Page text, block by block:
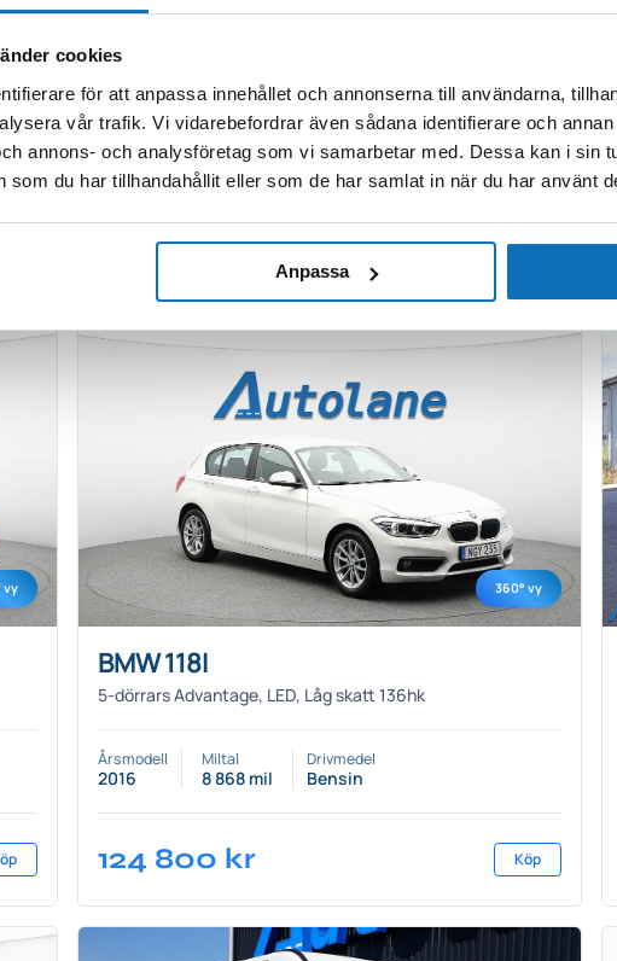
cookies
för att anpassa innehållet och annonserna till användarna,
vår trafik. Vi vidarebefordrar även sådana identifierare och
annons- och analysföretag som vi samarbetar med. Dessa kan i sin
som du har tillhandahållit eller som de har samlat in när du har använt
Anpassa
Volvo V60
D3 R-Design, B-Kamera, Taklucka, PDC 150hk
Årsmodell
2017
Miltal
13 841 mil
Drivmedel
Diesel
169 800kr Köp
vy 360° vy
BMW 118I
5-dörrars Advantage, LED, Låg skatt 136hk
Årsmodell
2016
Miltal
8 868 mil
Drivmedel
Bensin
124 800 kr Köp